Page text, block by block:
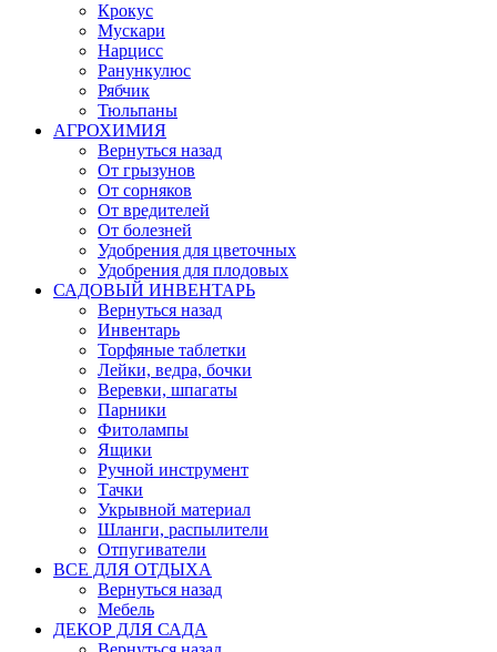
Крокус
Мускари
Нарцисс
Ранункулюс
Рябчик
Тюльпаны
АГРОХИМИЯ
Вернуться назад
От грызунов
От сорняков
От вредителей
От болезней
Удобрения для цветочных
Удобрения для плодовых
САДОВЫЙ ИНВЕНТАРЬ
Вернуться назад
Инвентарь
Торфяные таблетки
Лейки, ведра, бочки
Веревки, шпагаты
Парники
Фитолампы
Ящики
Ручной инструмент
Тачки
Укрывной материал
Шланги, распылители
Отпугиватели
ВСЕ ДЛЯ ОТДЫХА
Вернуться назад
Мебель
ДЕКОР ДЛЯ САДА